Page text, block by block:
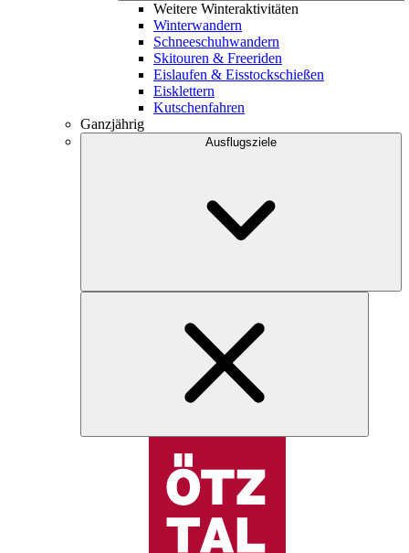
Weitere Winteraktivitäten
Winterwandern
Schneeschuhwandern
Skitouren & Freeriden
Eislaufen & Eisstockschießen
Eisklettern
Kutschenfahren
Ganzjährig
Ausflugsziele